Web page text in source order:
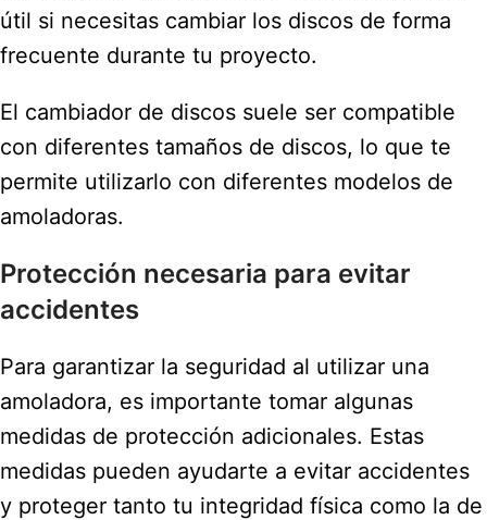
útil si necesitas cambiar los discos de forma
frecuente durante tu proyecto.
El cambiador de discos suele ser compatible
con diferentes tamaños de discos, lo que te
permite utilizarlo con diferentes modelos de
amoladoras.
Protección necesaria para evitar
accidentes
Para garantizar la seguridad al utilizar una
amoladora, es importante tomar algunas
medidas de protección adicionales. Estas
medidas pueden ayudarte a evitar accidentes
y proteger tanto tu integridad física como la de